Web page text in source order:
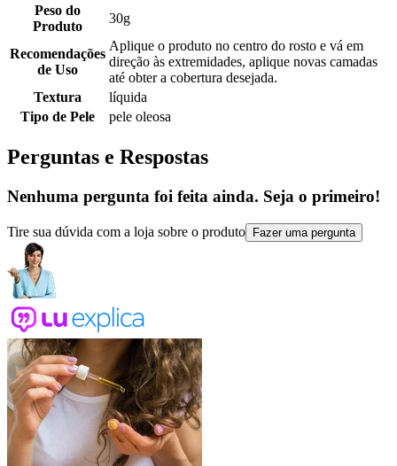
Peso do
Produto
30g
Recomendações
de Uso
Aplique o produto no centro do rosto e vá em
direção às extremidades, aplique novas camadas
até obter a cobertura desejada.
Textura
líquida
Tipo de Pele
pele oleosa
Perguntas e Respostas
Nenhuma pergunta foi feita ainda. Seja o primeiro!
Tire sua dúvida com a loja sobre o produto Fazer uma pergunta